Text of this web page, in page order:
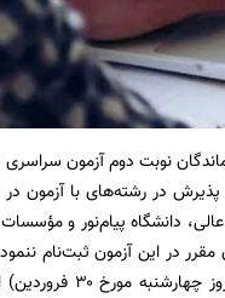
دوم آزمون سراسری سال ۱۴۰۲
در آزمون سراسری سال ۱۴۰۲ (نوبت دوم) برای‌ پذیرش در
دانشگاه‌ پیام‌نور و مؤسسات‌
در این آزمون ثبت‌نام
مکرر داوطلبان و خانواده های